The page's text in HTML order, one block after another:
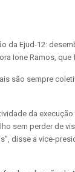
Ejud-12:
Ione Ramos, que
são sempre
da
sem perder de
disse a vice-